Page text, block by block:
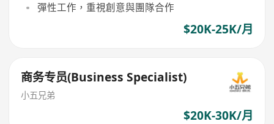
彈性工作，重視創意與團隊合作
$20K-25K/月
商务专员(Business Specialist)
小五兄弟
$20K-30K/月